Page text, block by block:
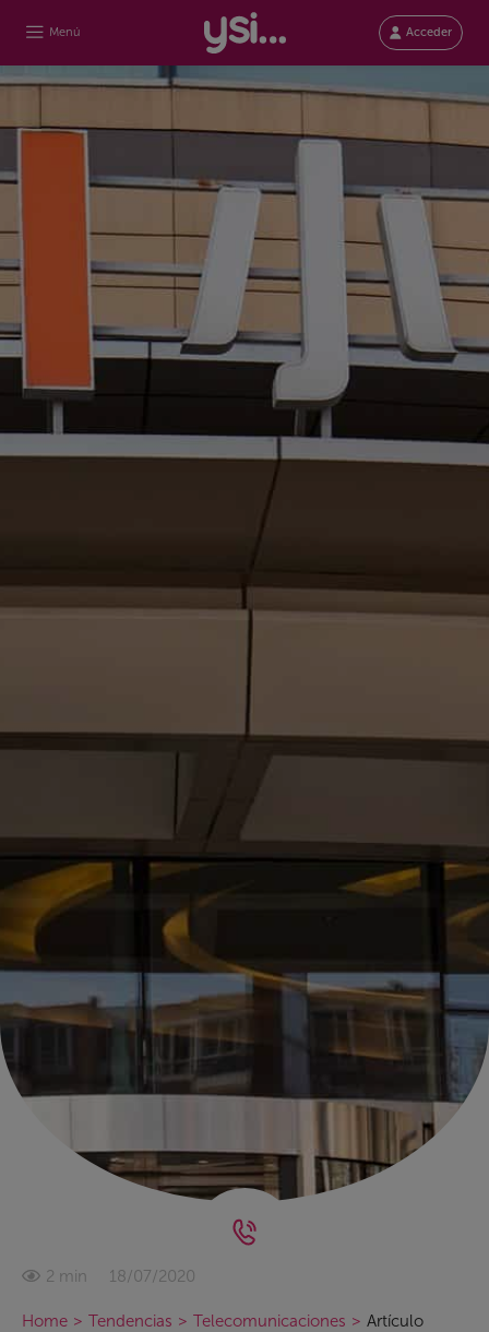
2 min 18/07/2020
Home > Tendencias > Telecomunicaciones > Artículo
Menú Acceder